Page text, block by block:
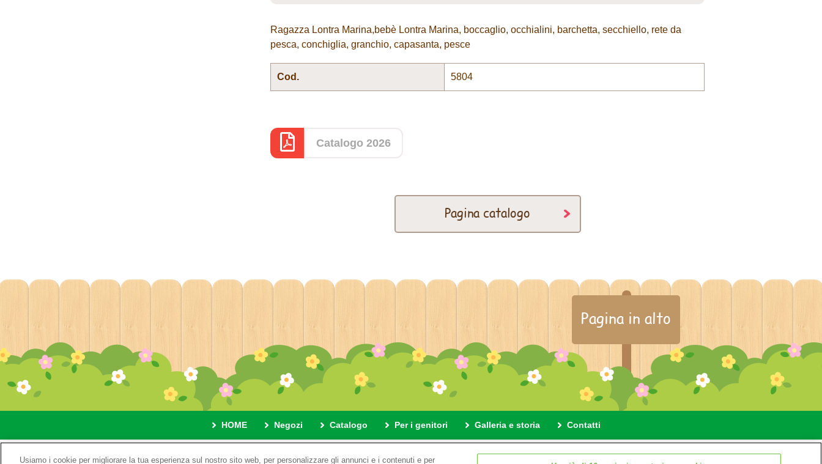
Ragazza Lontra Marina,bebè Lontra Marina, boccaglio, occhialini, barchetta, secchiello, rete da
pesca, conchiglia, granchio, capasanta, pesce
Cod. 5804
Catalogo 2026
Pagina catalogo
Pagina in alto
HOME Negozi Catalogo Per i genitori Galleria e storia Contatti
A proposito di questo sito Informativa sulla privacy Cookies Impostazione cookie
Usiamo i cookie per migliorare la tua esperienza sul nostro sito web, per personalizzare gli annunci e i contenuti e per